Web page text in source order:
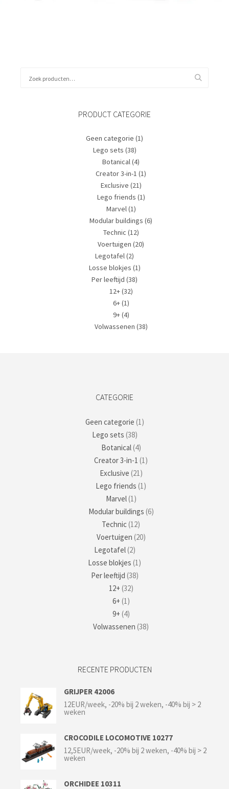
PRODUCT CATEGORIE
Geen categorie (1)
Lego sets (38)
Botanical(4)
Creator 3-in-1 (1)
Exclusive (21)
Lego friends (1)
Marvel(1)
Modular buildings (6)
Technic (12)
Voertuigen (20)
Legotafel(2)
Losse blokjes (1)
Per leeftijd (38)
12+(32)
6+(1)
9+(4)
Volwassenen (38)
CATEGORIE
Geen categorie (1)
Lego sets (38)
Botanical(4)
Creator 3-in-1 (1)
Exclusive (21)
Lego friends (1)
Marvel(1)
Modular buildings (6)
Technic(12)
Voertuigen (20)
Legotafel(2)
Losse blokjes (1)
Per leeftijd (38)
12+ (32)
6+ (1)
9+ (4)
Volwassenen (38)
RECENTE PRODUCTEN
GRIJPER 42006
12EUR/week, -20% bij 2 weken, -40% bij > 2
weken
CROCODILE LOCOMOTIVE 10277
12,5EUR/week, -20% bij 2 weken, -40% bij > 2
weken
ORCHIDEE 10311